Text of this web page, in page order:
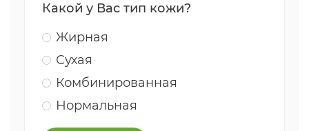
Какой у Вас тип кожи?
Жирная
Сухая
Комбинированная
Нормальная